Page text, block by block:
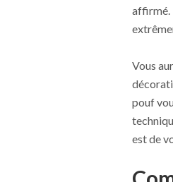
affirmé.
Vous
pouf
est de